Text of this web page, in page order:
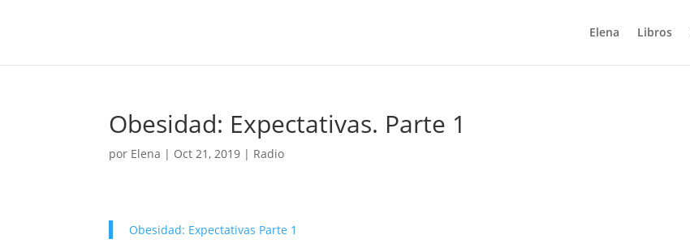
Elena Libros
Obesidad: Expectativas. Parte 1
por Elena | Oct 21, 2019 | Radio
Obesidad: Expectativas Parte 1